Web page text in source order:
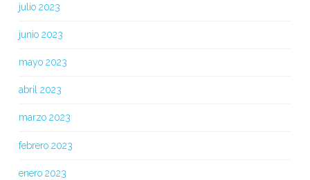
julio 2023
junio 2023
mayo 2023
abril 2023
marzo 2023
febrero 2023
enero 2023